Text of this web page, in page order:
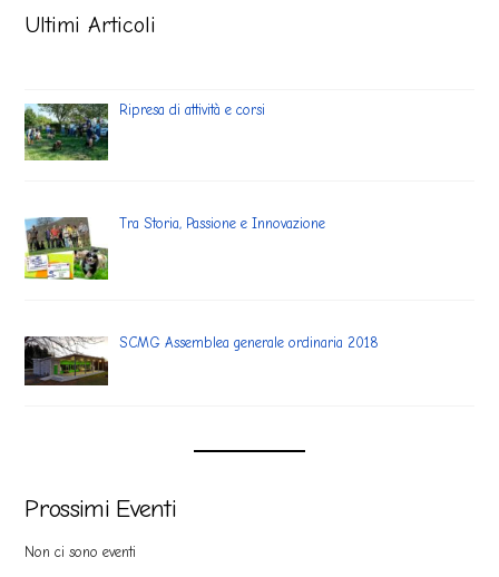
Ultimi Articoli
Ripresa di attività e corsi
Tra Storia, Passione e Innovazione
SCMG Assemblea generale ordinaria 2018
Prossimi Eventi
Non ci sono eventi